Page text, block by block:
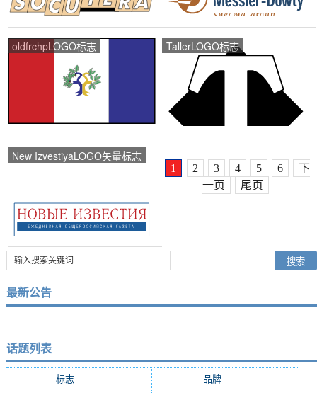
oldfrchpLOGO标志 TallerLOGO标志
New IzvestiyaLOGO矢量标志
1 2 3 4 5 6
下
一页
尾页
最新公告
话题列表
标志 品牌(7684)